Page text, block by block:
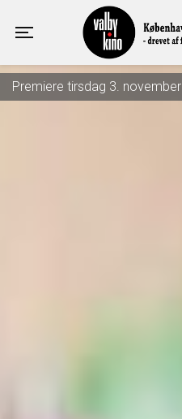
Toggle navigation
Valby Kino
Premiere tirsdag 3. november